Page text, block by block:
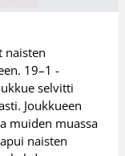
naisten
19–1 -
selvitti
Joukkueen
muiden muassa
naisten